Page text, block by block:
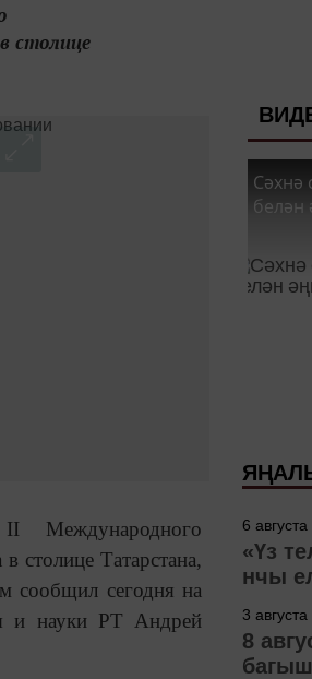
столице
Международного
столице Татарстана,
сообщил сегодня на
и науки РТ Андрей
Сәхнә
белән
6
«Үз
нчы
3
8